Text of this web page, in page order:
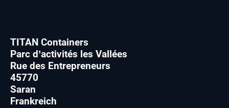
TITAN Containers
Parc d’activités les Vallées
Rue des Entrepreneurs
45770
Saran
Frankreich